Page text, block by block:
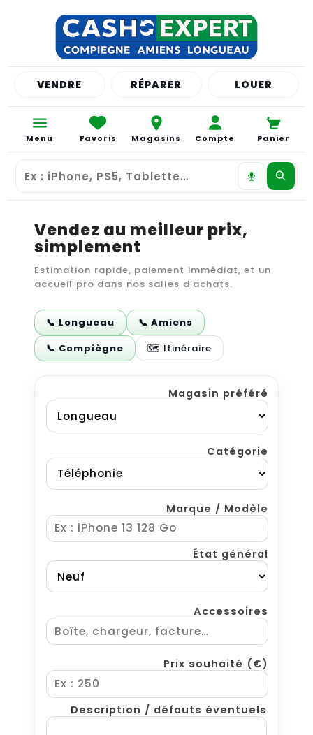
VENDRE RÉPARER LOUER
Menu Favoris Magasins Compte Panier
Vendez au meilleur prix,
simplement
Estimation rapide, paiement immédiat, et un
accueil pro dans nos salles d’achats.
📞 Longueau
📞 Amiens
📞 Compiègne
🗺️ Itinéraire
Magasin préféré
Catégorie
Marque / Modèle
État général
Accessoires
Prix souhaité (€)
Description / défauts éventuels